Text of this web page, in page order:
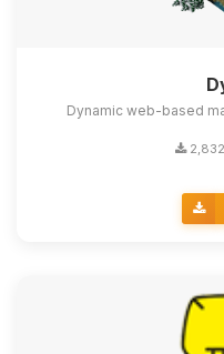
Dynamic web-based